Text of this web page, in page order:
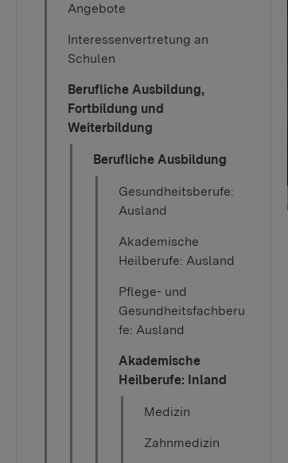
Angebote
Interessenvertretung an
Schulen
Berufliche Ausbildung,
Fortbildung und
Weiterbildung
Berufliche Ausbildung
Gesundheitsberufe:
Ausland
Akademische
Heilberufe: Ausland
Pflege- und
Gesundheitsfachberu
fe: Ausland
Akademische
Heilberufe: Inland
Medizin
Zahnmedizin